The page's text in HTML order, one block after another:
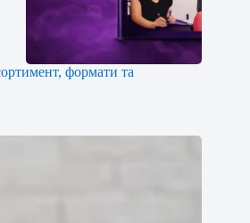
формати та